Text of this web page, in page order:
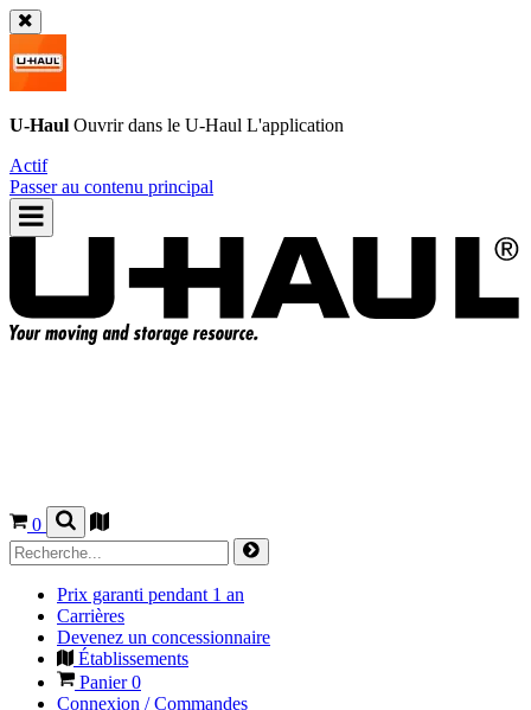
U-Haul Ouvrir dans le U-Haul L'application
Actif
Passer au contenu principal
0
Prix garanti pendant 1 an
Carrières
Devenez un concessionnaire
Établissements
Panier0
Connexion / Commandes